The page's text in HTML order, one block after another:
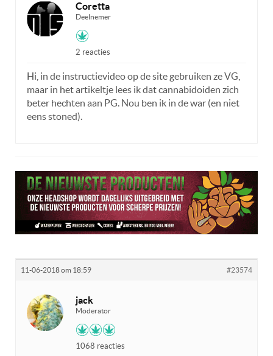
Coretta
Deelnemer
2 reacties
Hi, in de instructievideo op de site gebruiken ze VG,
maar in het artikeltje lees ik dat cannabidoiden zich
beter hechten aan PG. Nou ben ik in de war (en niet
eens stoned).
11-06-2018 om 18:59 #23574
jack
Moderator
1068 reacties